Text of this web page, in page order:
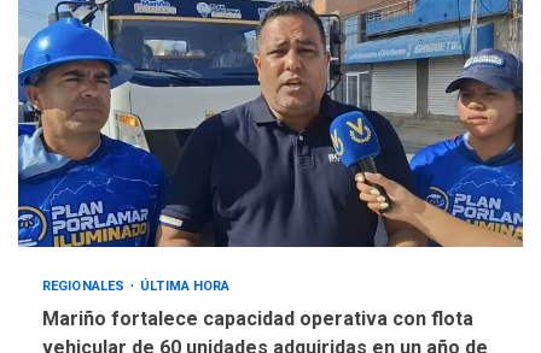
REGIONALES ÚLTIMA HORA
Mariño fortalece capacidad operativa con flota
vehicular de 60 unidades adquiridas en un año de